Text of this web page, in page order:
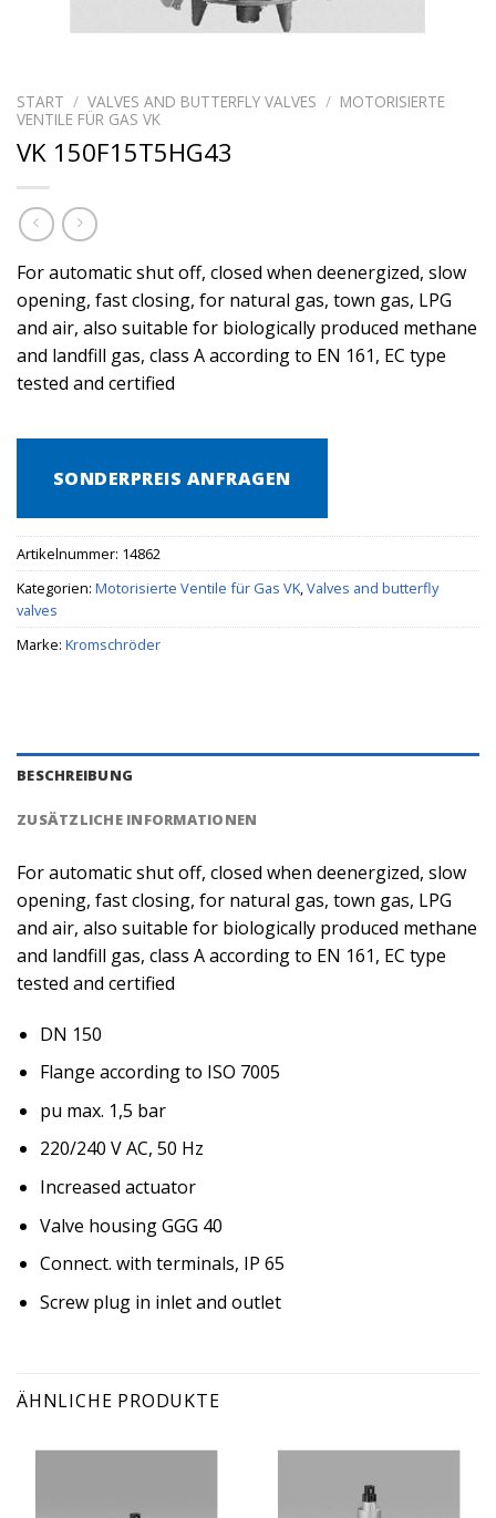
START / VALVES AND BUTTERFLY VALVES / MOTORISIERTE
VENTILE FÜR GAS VK
VK 150F15T5HG43
For automatic shut off, closed when deenergized, slow
opening, fast closing, for natural gas, town gas, LPG
and air, also suitable for biologically produced methane
and landfill gas, class A according to EN 161, EC type
tested and certified
SONDERPREIS ANFRAGEN
Artikelnummer: 14862
Kategorien: Motorisierte Ventile für Gas VK,Valves and butterfly
valves
Marke: Kromschröder
BESCHREIBUNG
ZUSÄTZLICHE INFORMATIONEN
For automatic shut off, closed when deenergized, slow
opening, fast closing, for natural gas, town gas, LPG
and air, also suitable for biologically produced methane
and landfill gas, class A according to EN 161, EC type
tested and certified
DN 150
Flange according to ISO 7005
pu max. 1,5 bar
220/240 V AC, 50 Hz
Increased actuator
Valve housing GGG 40
Connect. with terminals, IP 65
Screw plug in inlet and outlet
ÄHNLICHE PRODUKTE